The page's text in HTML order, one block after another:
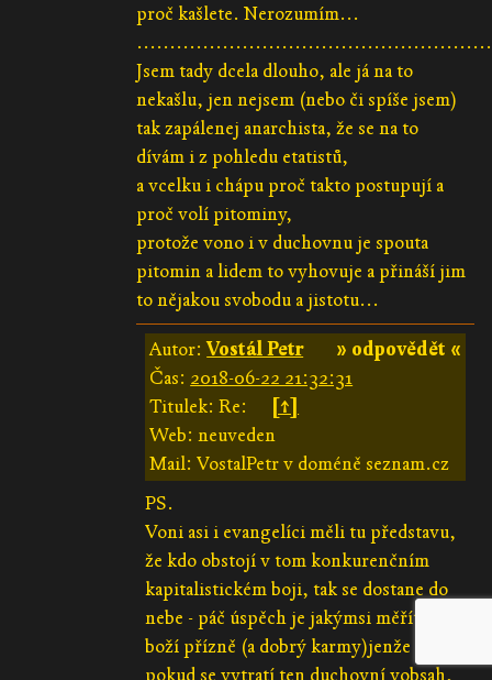
proč kašlete. Nerozumím...
Jsem tady dcela dlouho, ale já na to
nekašlu, jen nejsem (nebo či spíše jsem)
tak zapálenej anarchista, že se na to
dívám i z pohledu etatistů,
a vcelku i chápu proč takto postupují a
proč volí pitominy,
protože vono i v duchovnu je spouta
pitomin a lidem to vyhovuje a přináší jim
to nějakou svobodu a jistotu...
» odpovědět «
Autor:Vostál Petr
Čas: 2018-06-22 21:32:31
Titulek: Re:
[↑]
Web: neuveden
Mail: VostalPetr v doméně seznam.cz
PS.
Voni asi i evangelíci měli tu představu,
že kdo obstojí v tom konkurenčním
kapitalistickém boji, tak se dostane do
nebe - páč úspěch je jakýmsi měřítkem
boží přízně (a dobrý karmy)jenže
pokud se vytratí ten duchovní vobsah,